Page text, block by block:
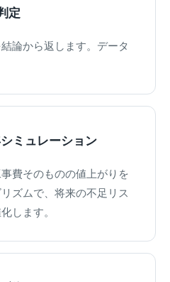
定
論から返します。データ
ミュレーション
費そのものの値上がりを
ズムで、将来の不足リス
します。